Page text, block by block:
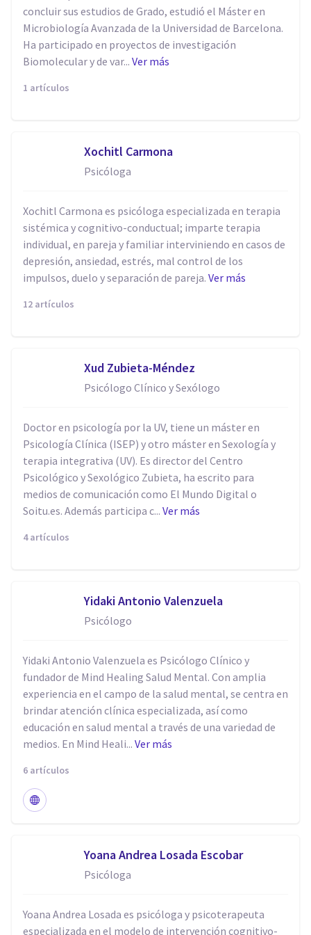
concluir sus estudios de Grado, estudió el Máster en
Microbiología Avanzada de la Universidad de Barcelona.
Ha participado en proyectos de investigación
Biomolecular y de var... Ver más
1 artículos
Xochitl Carmona
Psicóloga
Xochitl Carmona es psicóloga especializada en terapia
sistémica y cognitivo-conductual; imparte terapia
individual, en pareja y familiar interviniendo en casos de
depresión, ansiedad, estrés, mal control de los
impulsos, duelo y separación de pareja. Ver más
12 artículos
Xud Zubieta-Méndez
Psicólogo Clínico y Sexólogo
Doctor en psicología por la UV, tiene un máster en
Psicología Clínica (ISEP) y otro máster en Sexología y
terapia integrativa (UV). Es director del Centro
Psicológico y Sexológico Zubieta, ha escrito para
medios de comunicación como El Mundo Digital o
Soitu.es. Además participa c... Ver más
4 artículos
Yidaki Antonio Valenzuela
Psicólogo
Yidaki Antonio Valenzuela es Psicólogo Clínico y
fundador de Mind Healing Salud Mental. Con amplia
experiencia en el campo de la salud mental, se centra en
brindar atención clínica especializada, así como
educación en salud mental a través de una variedad de
medios. En Mind Heali... Ver más
6 artículos
Yoana Andrea Losada Escobar
Psicóloga
Yoana Andrea Losada es psicóloga y psicoterapeuta
especializada en el modelo de intervención cognitivo-